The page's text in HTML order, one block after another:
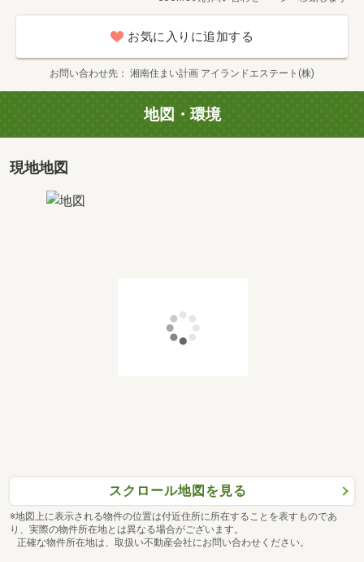
◎土地・家の探し方のご相談（２０分～）
◇◆◇◆◇◆◇◆◇◆◇◆
お客様を担当する私どもは住宅金融普及協会が認めた住宅
「住まいとお金、安全」をテーマに、お住まい探しの第一
歩を踏み出そうとする人を
対象にした相談会です。
○今の会社に勤めてまだ年数が短いけど。。。？
などなど、どんなご相談でも大歓迎です！
お気に入りに追加する
お問い合わせ先 湘南住まい計画 アイランドエステート(株)
地図・環境
現地地図
スクロール地図を見る
※地図上に表示される物件の位置は付近住所に所在することを表すものであ
り、実際の物件所在地とは異なる場合がございます。
正確な物件所在地は、取扱い不動産会社にお問い合わせください。